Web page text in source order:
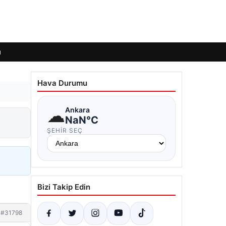
#31798
Hava Durumu
☁Ankara
NaN°C
ŞEHIR SEÇ
Bizi Takip Edin